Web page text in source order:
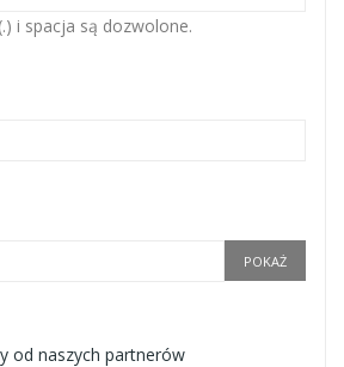
i spacja są dozwolone.
POKAŻ
od naszych partnerów